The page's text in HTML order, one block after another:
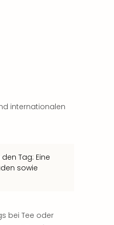
internationalen
Tag: Eine
sowie
bei Tee oder